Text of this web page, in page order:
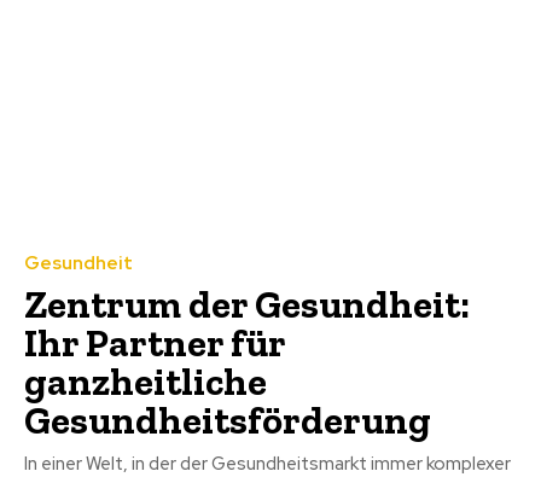
Gesundheit
Zentrum der Gesundheit:
Ihr Partner für
ganzheitliche
Gesundheitsförderung
In einer Welt, in der der Gesundheitsmarkt immer komplexer